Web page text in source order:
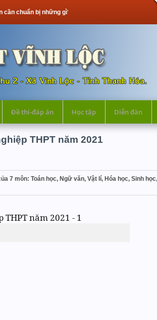
bị những gì?
Đề thi-đáp án Học tập Diễn đàn
THPT năm 2021
7 môn: Toán học, Ngữ văn, Vật lí, Hóa học, Sinh